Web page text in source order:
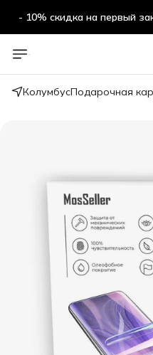
- 10% скидка на первый
КолумбусПодарочная